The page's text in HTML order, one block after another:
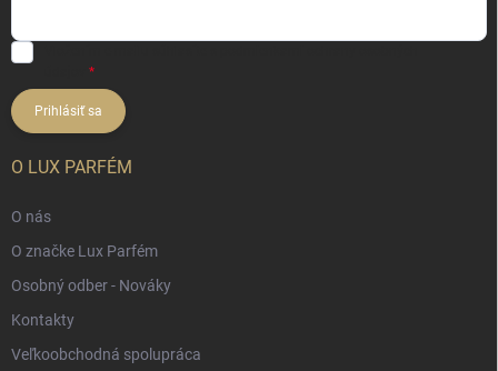
Prihlásiť sa
O LUX PARFÉM
O nás
O značke Lux Parfém
Osobný odber - Nováky
Kontakty
Veľkoobchodná spolupráca